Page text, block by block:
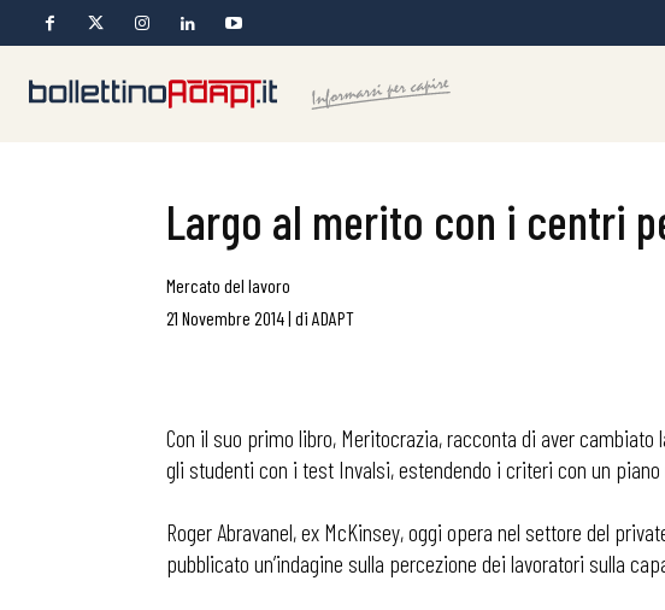
Largo al merito con i centri
Mercato del lavoro
21 Novembre 2014| di ADAPT
Con il suo primo libro, Meritocrazia, racconta di aver
gli studenti con i test Invalsi, estendendo i criteri con un
Roger Abravanel, ex McKinsey, oggi opera nel settore del
pubblicato un’indagine sulla percezione dei lavoratori sulla